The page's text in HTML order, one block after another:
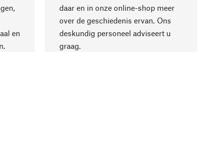
en
daar en in onze online-shop meer
over de geschiedenis ervan. Ons
deskundig personeel adviseert u
graag.
Naar boven